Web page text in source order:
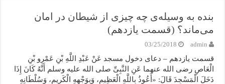
بنده به وسیله‌ی چه چیزی از شیطان در امان
می‌ماند؟ (قسمت یازدهم)
admin
03/25/2018
قسمت یازدهم – دعای دخول مسجد عَنْ عَبْدِ اللَّهِ بْنِ عَمْرِو بْنِ
الْعَاصِ رضی الله عنهما عَنِ النَّبِیِّ صلی الله علیه وسلم أَنَّهُ کَانَ إِذَا
دَخَلَ الْمَسْجِدَ قَالَ: «أَعُوذُ بِاللَّهِ الْعَظِیمِ، وَبِوَجْهِهِ الْکَرِیمِ، وَسُلْطَانِهِ